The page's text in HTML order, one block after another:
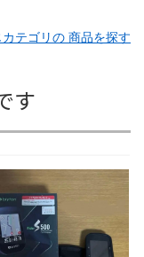
カテゴリの 商品を探す
す